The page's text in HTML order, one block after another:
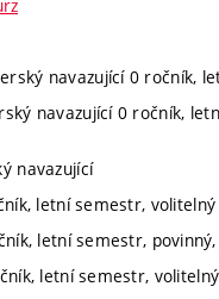
navazující 0 ročník,
navazující 0 ročník,
navazující
letní semestr, volitelný
letní semestr,
letní semestr, volitelný